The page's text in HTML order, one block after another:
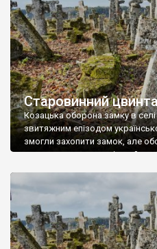
Старовинний
Козацька оборона замку в селі
звитяжним епізодом
змогли захопити замок, але
поховали на цвинтарі, який
ньому чимало хрестів 19